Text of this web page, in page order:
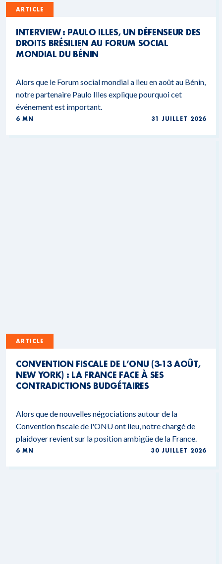
ARTICLE
INTERVIEW : PAULO ILLES, UN DÉFENSEUR DES
DROITS BRÉSILIEN AU FORUM SOCIAL
MONDIAL DU BÉNIN
Alors que le Forum social mondial a lieu en août au Bénin,
notre partenaire Paulo Illes explique pourquoi cet
événement est important.
6 MN 31 JUILLET 2026
ARTICLE
CONVENTION FISCALE DE L’ONU (3-13 AOÛT,
NEW YORK) : LA FRANCE FACE À SES
CONTRADICTIONS BUDGÉTAIRES
Alors que de nouvelles négociations autour de la
Convention fiscale de l'ONU ont lieu, notre chargé de
plaidoyer revient sur la position ambigüe de la France.
6 MN 30 JUILLET 2026